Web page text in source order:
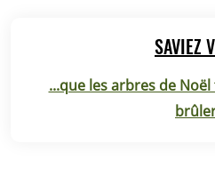
SAVIEZ
...que les arbres de